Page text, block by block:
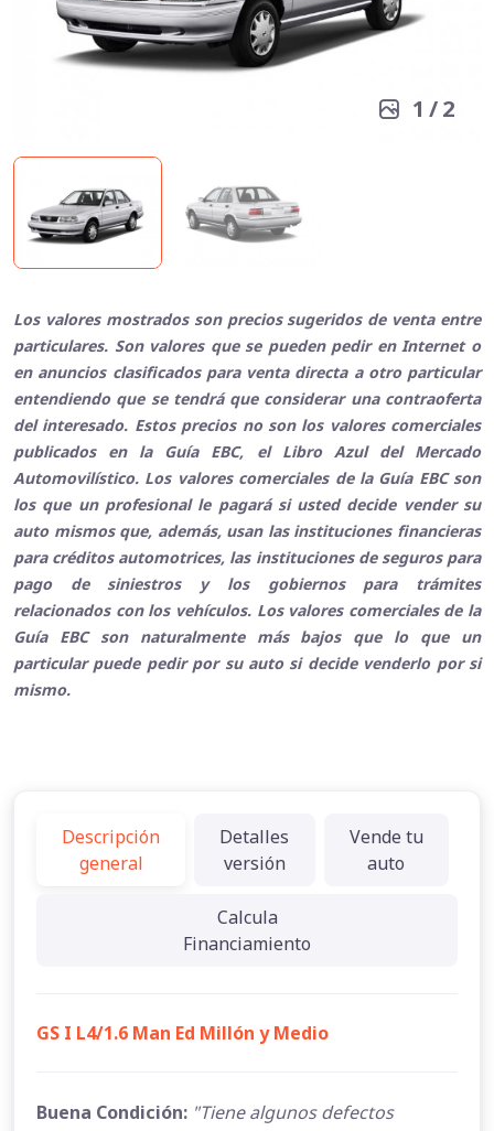
1 /2
Los valores mostrados son precios sugeridos de venta entre
particulares. Son valores que se pueden pedir en Internet o
en anuncios clasificados para venta directa a otro particular
entendiendo que se tendrá que considerar una contraoferta
del interesado. Estos precios no son los valores comerciales
publicados en la Guía EBC, el Libro Azul del Mercado
Automovilístico. Los valores comerciales de la Guía EBC son
los que un profesional le pagará si usted decide vender su
auto mismos que, además, usan las instituciones financieras
para créditos automotrices, las instituciones de seguros para
pago de siniestros y los gobiernos para trámites
relacionados con los vehículos. Los valores comerciales de la
Guía EBC son naturalmente más bajos que lo que un
particular puede pedir por su auto si decide venderlo por si
mismo.
Descripción
general
Detalles
versión
Vende tu
auto
Calcula
Financiamiento
GS I L4/1.6 Man Ed Millón y Medio
Buena Condición: "Tiene algunos defectos